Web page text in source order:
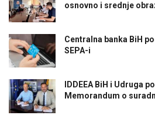
osnovno i srednje
Centralna banka BiH
SEPA-i
IDDEEA BiH i Udruga
Memorandum o